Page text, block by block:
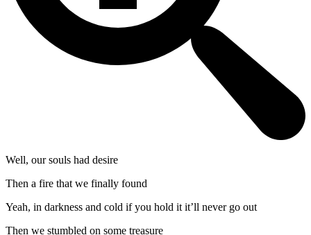
Well, our souls had desire
Then a fire that we finally found
Yeah, in darkness and cold if you hold it it’ll never go out
Then we stumbled on some treasure